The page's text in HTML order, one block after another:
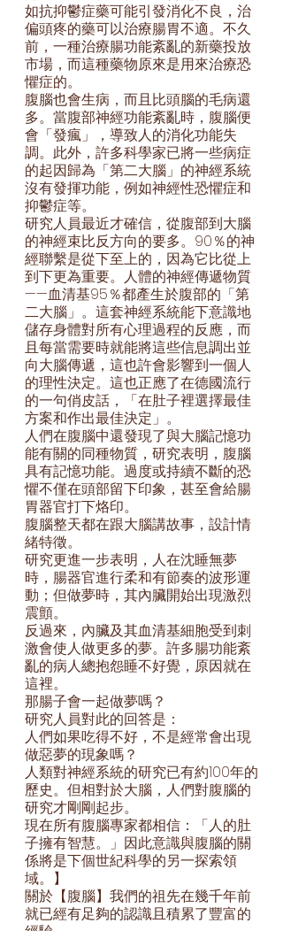
如抗抑鬱症藥可能引發消化不良，治
偏頭疼的藥可以治療腸胃不適。不久
前，一種治療腸功能紊亂的新藥投放
市場，而這種藥物原來是用來治療恐
懼症的。
腹腦也會生病，而且比頭腦的毛病還
多。當腹部神經功能紊亂時，腹腦便
會「發瘋」，導致人的消化功能失
調。此外，許多科學家已將一些病症
的起因歸為「第二大腦」的神經系統
沒有發揮功能，例如神經性恐懼症和
抑鬱症等。
研究人員最近才確信，從腹部到大腦
的神經束比反方向的要多。90％的神
經聯繫是從下至上的，因為它比從上
到下更為重要。人體的神經傳遞物質
——血清基95％都產生於腹部的「第
二大腦」。這套神經系統能下意識地
儲存身體對所有心理過程的反應，而
且每當需要時就能將這些信息調出並
向大腦傳遞，這也許會影響到一個人
的理性決定。這也正應了在德國流行
的一句俏皮話，「在肚子裡選擇最佳
方案和作出最佳決定」。
人們在腹腦中還發現了與大腦記憶功
能有關的同種物質，研究表明，腹腦
具有記憶功能。過度或持續不斷的恐
懼不僅在頭部留下印象，甚至會給腸
胃器官打下烙印。
腹腦整天都在跟大腦講故事，設計情
緒特徵。
研究更進一步表明，人在沈睡無夢
時，腸器官進行柔和有節奏的波形運
動；但做夢時，其內臟開始出現激烈
震顫。
反過來，內臟及其血清基細胞受到刺
激會使人做更多的夢。許多腸功能紊
亂的病人總抱怨睡不好覺，原因就在
這裡。
那腸子會一起做夢嗎？
研究人員對此的回答是：
人們如果吃得不好，不是經常會出現
做惡夢的現象嗎？
人類對神經系統的研究已有約100年的
歷史。但相對於大腦，人們對腹腦的
研究才剛剛起步。
現在所有腹腦專家都相信：「人的肚
子擁有智慧。」因此意識與腹腦的關
係將是下個世紀科學的另一探索領
域。】
關於【腹腦】我們的祖先在幾千年前
就已經有足夠的認識且積累了豐富的